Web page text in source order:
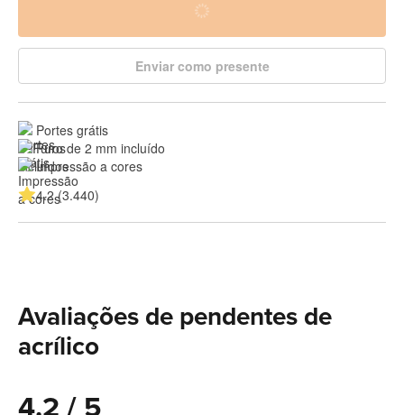
Enviar como presente
Portes grátis
Furo de 2 mm incluído
Impressão a cores
4.2 (3.440)
Avaliações de pendentes de
acrílico
4.2 / 5